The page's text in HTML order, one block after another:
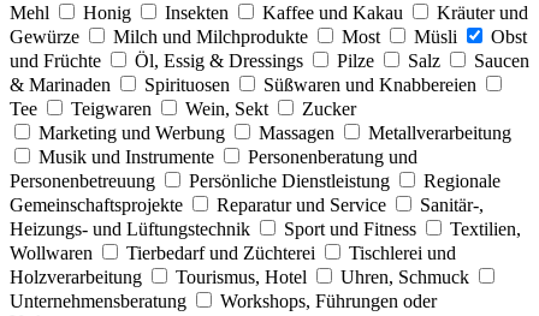
Mehl
Honig Insekten Kaffee und Kakau
Kräuter und
Gewürze
Milch und Milchprodukte Most Müsli
Obst
und Früchte
Öl, Essig & Dressings Pilze Salz
Saucen
& Marinaden
Spirituosen
Süßwaren und Knabbereien
Tee
Teigwaren Wein, Sekt
Zucker
Marketing und Werbung
Massagen
Metallverarbeitung
Musik und Instrumente
Personenberatung und
Personenbetreuung
Persönliche Dienstleistung
Regionale
Gemeinschaftsprojekte
Reparatur und Service
Sanitär-,
Heizungs- und Lüftungstechnik
Sport und Fitness
Textilien,
Wollwaren
Tierbedarf und Züchterei
Tischlerei und
Holzverarbeitung
Tourismus, Hotel
Uhren, Schmuck
Unternehmensberatung
Workshops, Führungen oder